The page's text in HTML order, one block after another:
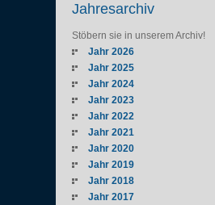
Jahresarchiv
Stöbern sie in unserem Archiv!
Jahr 2026
Jahr 2025
Jahr 2024
Jahr 2023
Jahr 2022
Jahr 2021
Jahr 2020
Jahr 2019
Jahr 2018
Jahr 2017